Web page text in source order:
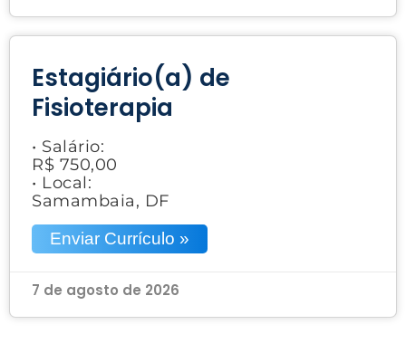
Estagiário(a) de
Fisioterapia
• Salário:
R$ 750,00
• Local:
Samambaia, DF
Enviar Currículo »
7 de agosto de 2026